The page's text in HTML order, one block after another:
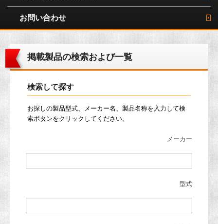
お問い合わせ
掲載製品の検索および一覧
検索して探す
お探しの製品型式、メーカー名、製品名称を入力して検
索ボタンをクリックしてください。
メーカー
型式